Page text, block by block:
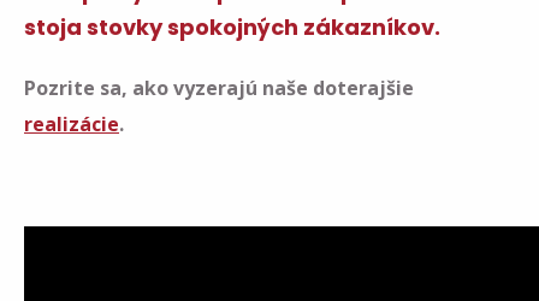
stoja stovky spokojných zákazníkov.
Pozrite sa, ako vyzerajú naše doterajšie
realizácie.